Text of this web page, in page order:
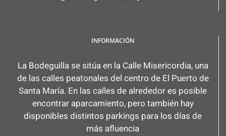
INFORMACIÓN
La Bodeguilla se sitúa en la Calle Misericordia, una
de las calles peatonales del centro de El Puerto de
Santa María. En las calles de alrededor es posible
encontrar aparcamiento, pero también hay
disponibles distintos parkings para los días de
más afluencia